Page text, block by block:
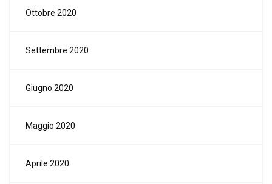
Ottobre 2020
Settembre 2020
Giugno 2020
Maggio 2020
Aprile 2020